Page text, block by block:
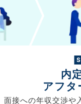
面接への
内
アフタ
年収交渉や